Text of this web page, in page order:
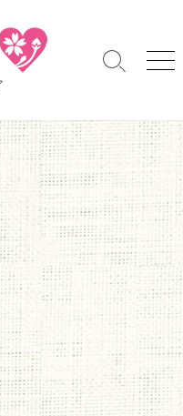
検
り
替
え
メ
ー